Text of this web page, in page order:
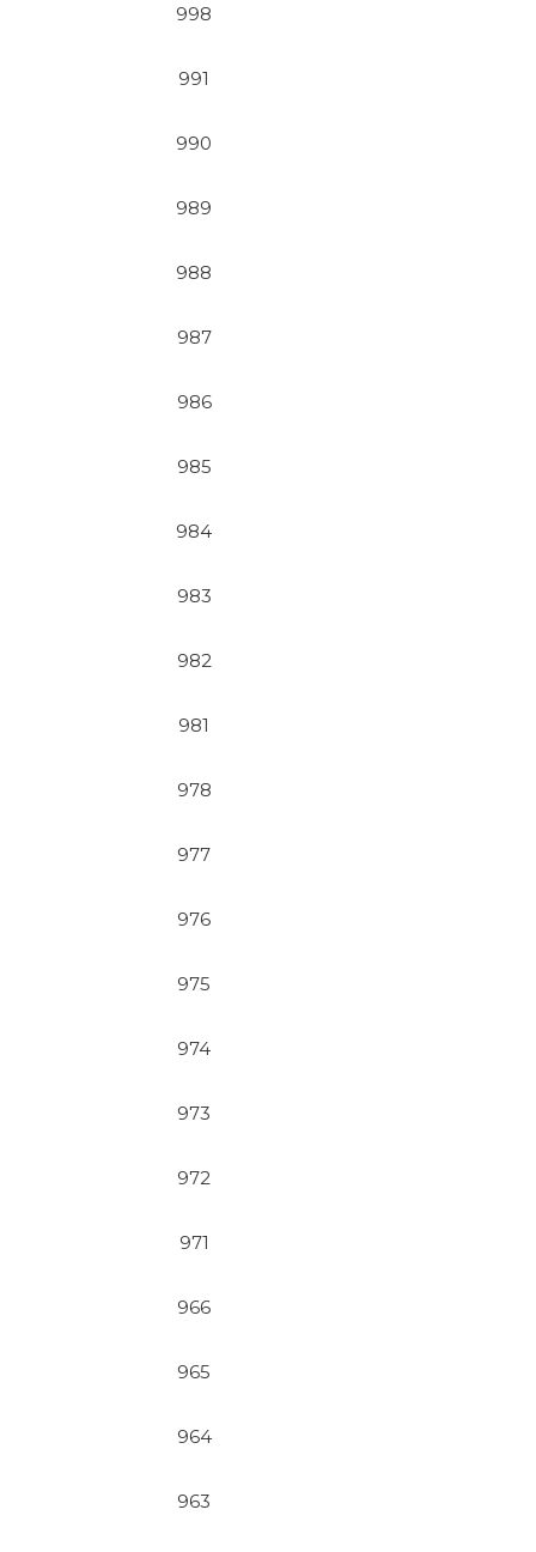
998
991
990
989
988
987
986
985
984
983
982
981
978
977
976
975
974
973
972
971
966
965
964
963